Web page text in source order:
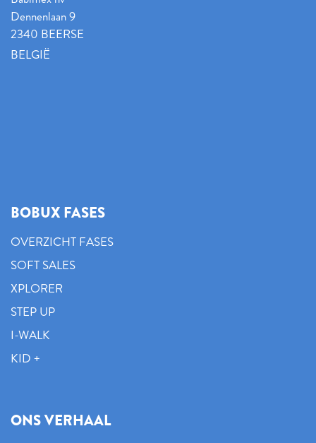
Dennenlaan 9
2340 BEERSE
BELGIË
BOBUX FASES
OVERZICHT FASES
SOFT SALES
XPLORER
STEP UP
I-WALK
KID +
ONS VERHAAL